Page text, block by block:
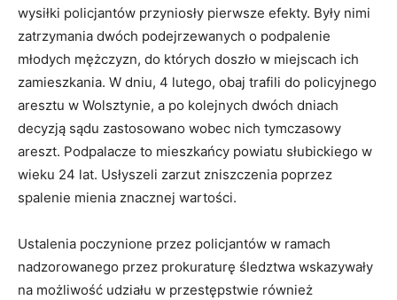
wysiłki policjantów przyniosły pierwsze efekty. Były nimi
zatrzymania dwóch podejrzewanych o podpalenie
młodych mężczyzn, do których doszło w miejscach ich
zamieszkania. W dniu, 4 lutego, obaj trafili do policyjnego
aresztu w Wolsztynie, a po kolejnych dwóch dniach
decyzją sądu zastosowano wobec nich tymczasowy
areszt. Podpalacze to mieszkańcy powiatu słubickiego w
wieku 24 lat. Usłyszeli zarzut zniszczenia poprzez
spalenie mienia znacznej wartości.
Ustalenia poczynione przez policjantów w ramach
nadzorowanego przez prokuraturę śledztwa wskazywały
na możliwość udziału w przestępstwie również